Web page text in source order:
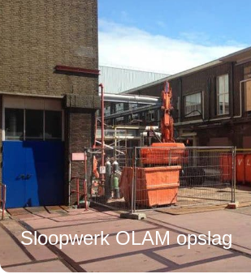
Sloopwerk OLAM opslag